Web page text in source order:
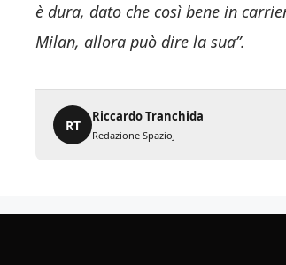
è dura, dato che così bene in
Milan, allora può dire la sua”.
RT
Riccardo Tranchida
Redazione SpazioJ